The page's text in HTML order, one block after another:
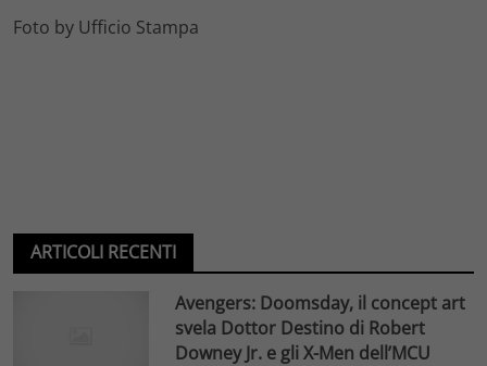
Foto by Ufficio Stampa
ARTICOLI RECENTI
Avengers: Doomsday, il concept art
svela Dottor Destino di Robert
Downey Jr. e gli X-Men dell’MCU